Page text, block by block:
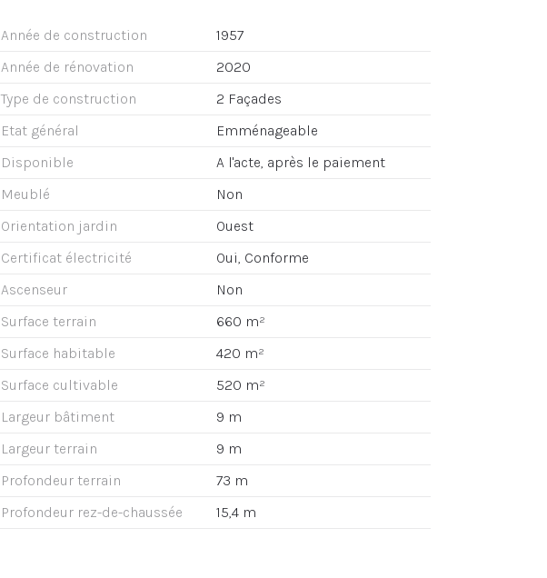
Année de construction
1957
Année de rénovation
2020
Type de construction
2 Façades
Etat général
Emménageable
Disponible
A l'acte, après le paiement
Meublé
Non
Orientation jardin
Ouest
Certificat électricité
Oui, Conforme
Ascenseur
Non
Surface terrain
660 m²
Surface habitable
420 m²
Surface cultivable
520 m²
Largeur bâtiment
9 m
Largeur terrain
9 m
Profondeur terrain
73 m
Profondeur rez-de-chaussée
15,4 m